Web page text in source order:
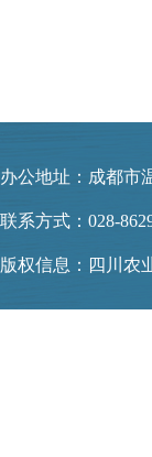
办公地址：成都市
联系方式：028-
版权信息：四川农